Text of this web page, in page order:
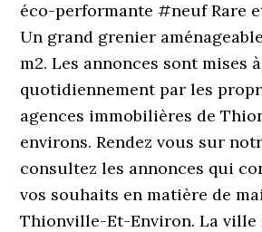
éco-performante #neuf Rare
Un grand grenier
m2. Les annonces sont mises
quotidiennement par les
agences immobilières de
environs. Rendez vous sur
consultez les annonces qui
vos souhaits en matière de
Thionville-Et-Environ. La ville